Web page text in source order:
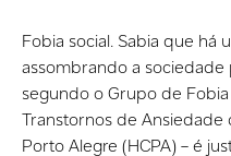
Fobia social. Sabia que há
assombrando a sociedade
segundo o Grupo de
Transtornos de Ansiedade
Porto Alegre (HCPA) – é